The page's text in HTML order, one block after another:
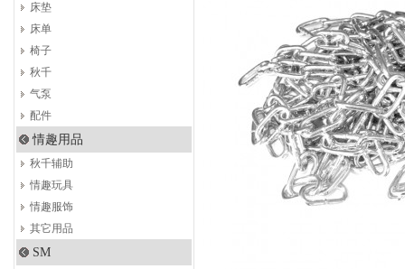
床垫
床单
椅子
秋千
气泵
配件
情趣用品
秋千辅助
情趣玩具
情趣服饰
其它用品
SM